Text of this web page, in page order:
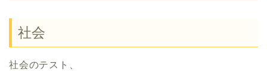
社会
社会のテスト、